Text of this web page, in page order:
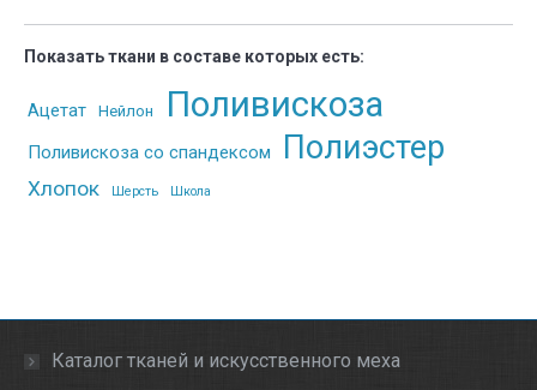
Показать ткани в составе которых есть:
Ацетат Нейлон Поливискоза
Поливискоза со спандексом Полиэстер
Хлопок Шерсть Школа
Каталог тканей и искусственного меха